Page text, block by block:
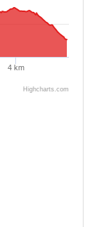
4 km
Highcharts.com